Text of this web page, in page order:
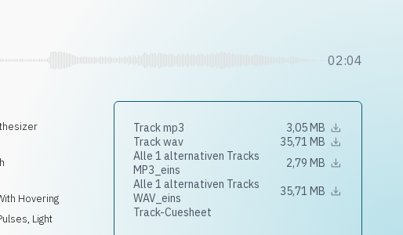
02:04
Hovering
Light
Track mp3
3,05 MB
Track wav
35,71 MB
Alle 1 alternativen Tracks
MP3_eins
2,79 MB
Alle 1 alternativen Tracks
WAV_eins
35,71 MB
Track-Cuesheet